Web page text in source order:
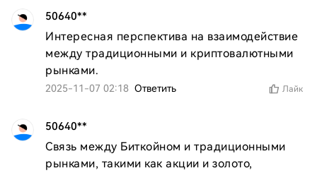
50640**
Интересная перспектива на взаимодействие
между традиционными и криптовалютными
рынками.
2025-11-07 02:18 Ответить Лайк
50640**
Связь между Биткойном и традиционными
рынками, такими как акции и золото,